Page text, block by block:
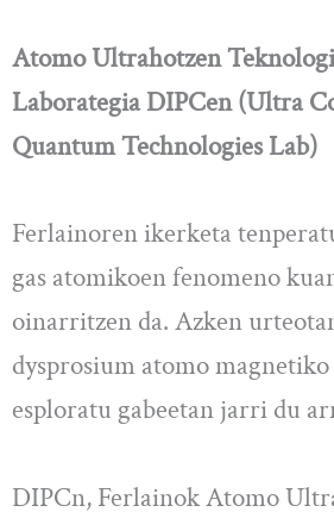
AtomoUltrahotzen
LaborategiaDIPCen(Ultra
Quantum TechnologiesLab)
Ferlainoren ikerketa
gas atomikoen fenomeno
oinarritzen da. Azken
dysprosium atomo
esploratu gabeetan jarri du
DIPCn, Ferlainok Atomo